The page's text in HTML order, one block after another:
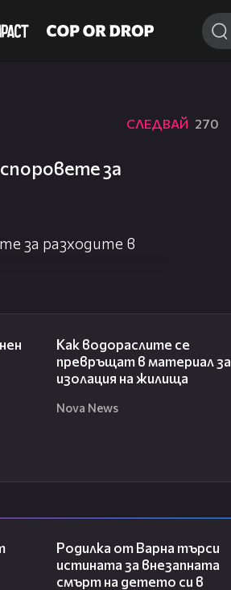
СЛЕДВАЙ 270
за
за разходите в
Как водораслите се
превръщат в материал за
изолация на жилища
Nova News
Родилка от Варна търси
истината за внезапната
смърт на детето си в